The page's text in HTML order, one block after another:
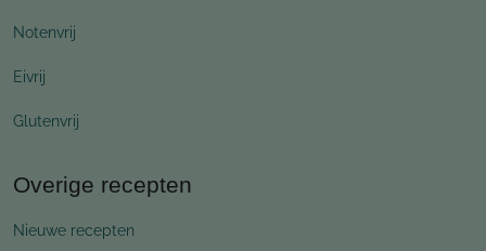
Notenvrij
Eivrij
Glutenvrij
Overige recepten
Nieuwe recepten